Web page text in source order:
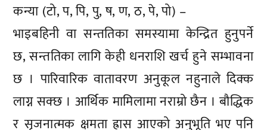
कन्या (टो, प, पि, पु, ष, ण, ठ, पे, पो) –
भाइबहिनी वा सन्ततिका समस्यामा केन्द्रित हुनुपर्ने
छ, सन्ततिका लागि केही धनराशि खर्च हुने सम्भावना
छ । पारिवारिक वातावरण अनुकूल नहुनाले दिक्क
लाग्न सक्छ । आर्थिक मामिलामा नराम्रो छैन । बौद्धिक
र सृजनात्मक क्षमता ह्रास आएको अनुभूति भए पनि